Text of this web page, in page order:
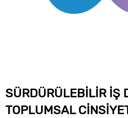
SÜRDÜRÜLEBILIR İŞ
TOPLUMSAL